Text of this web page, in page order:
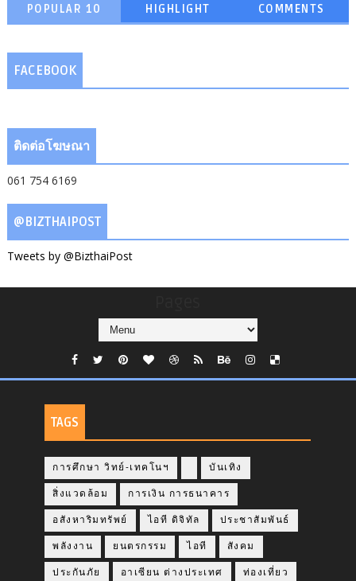
POPULAR 10 HIGHLIGHT COMMENTS
FACEBOOK
ติดต่อโฆษณา
061 754 6169
@BIZTHAIPOST
Tweets by @BizthaiPost
TAGS
การศึกษา วิทย์-เทคโนฯ บันเทิง
สิ่งแวดล้อม การเงิน การธนาคาร
อสังหาริมทรัพย์ ไอที ดิจิทัล ประชาสัมพันธ์
พลังงาน ยนตรกรรม ไอที สังคม
ประกันภัย อาเซียน ต่างประเทศ ท่องเที่ยว